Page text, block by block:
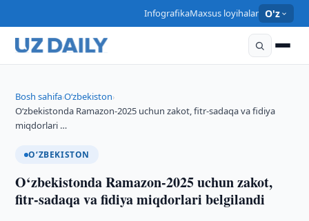
InfografikaMaxsus loyihalar O'z
Bosh sahifa›O‘zbekiston›
O‘zbekistonda Ramazon-2025 uchun zakot, fitr-sadaqa va fidiya
miqdorlari …
O‘ZBEKISTON
O‘zbekistonda Ramazon-2025 uchun zakot,
fitr-sadaqa va fidiya miqdorlari belgilandi